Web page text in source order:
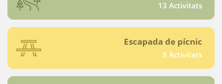
13 Activitats
Escapada de pícnic
8 Activitats